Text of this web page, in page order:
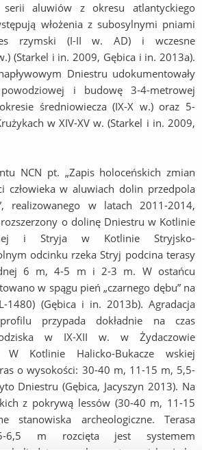
serii aluwiów z okresu atlantyckiego
włożenia z subosylnymi pniami
rzymski (I-II w. AD) i wczesne
(Starkel i in. 2009, Gębica i in. 2013a).
Dniestru udokumentowały
i budowę 3-4-metrowej
średniowiecza (IX-X w.) oraz 5-
w XIV-XV w. (Starkel i in. 2009,
pt. „Zapis holoceńskich zmian
człowieka w aluwiach dolin przedpola
realizowanego w latach 2011-2014,
rozszerzony o dolinę Dniestru w Kotlinie
i Stryja w Kotlinie Stryjsko-
odcinku rzeka Stryj podcina terasy
6 m, 4-5 m i 2-3 m. W ostańcu
w spągu pień „czarnego dębu” na
1480) (Gębica i in. 2013b). Agradacja
przypada dokładnie na czas
w IX-XII w. w Żydaczowie
W Kotlinie Halicko-Bukacze wskiej
o wysokości: 30-40 m, 11-15 m, 5,5-
Dniestru (Gębica, Jacyszyn 2013). Na
z pokrywą lessów (30-40 m, 11-15
stanowiska archeologiczne. Terasa
6,5 m rozcięta jest systemem